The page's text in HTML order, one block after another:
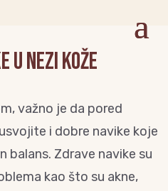
u nezi kože
važno je da pored
i dobre navike koje
balans. Zdrave navike su
kao što su akne,